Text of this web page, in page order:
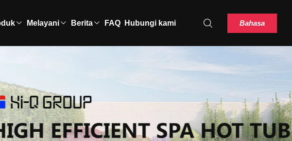
Melayani Berita FAQ Hubungi kami Bahasa